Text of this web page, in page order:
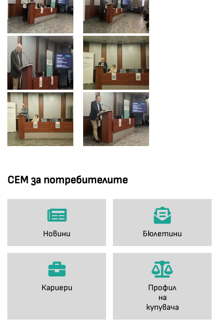
СЕМ за потребителите
Новини Бюлетини
Кариери
Профил
на
купувача